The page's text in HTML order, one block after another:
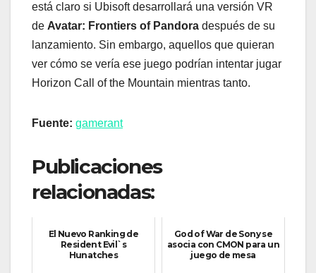
está claro si Ubisoft desarrollará una versión VR
de Avatar: Frontiers of Pandora después de su
lanzamiento. Sin embargo, aquellos que quieran
ver cómo se vería ese juego podrían intentar jugar
Horizon Call of the Mountain mientras tanto.
Fuente: gamerant
Publicaciones
relacionadas:
El Nuevo Ranking de
Resident Evil`s
Hunatches
God of War de Sony se
asocia con CMON para un
juego de mesa